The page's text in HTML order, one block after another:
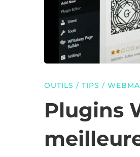
des
pour
OUTILS / TIPS /
Plugins